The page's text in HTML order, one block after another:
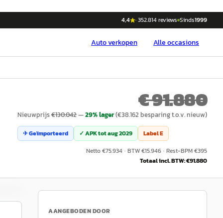
4,4 ·352.814reviews Sinds1999
Autoverkopen Alle occasions
€ 91.880
Nieuwprijs€130.042—29% lager(€38.162 besparing t.o.v. nieuw)
✈ Geïmporteerd ✓ APK totaug 2029 LabelE
Netto €75.934 · BTW €15.946 · Rest-BPM €395
Totaal incl. BTW: €91.880
AANGEBODEN DOOR